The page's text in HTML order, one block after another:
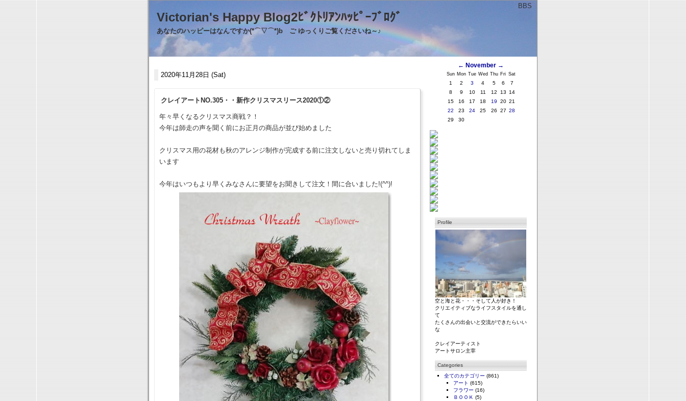
BBS
Victorian's Happy Blog2ﾋﾞｸﾄﾘｱﾝﾊｯﾋﾟｰﾌﾞﾛｸﾞ
あなたのハッピーはなんですか(*⌒▽⌒*)b ご ゆっくりご覧くださいね～♪
2020年11月28日 (Sat)
クレイアートNO.305・・新作クリスマスリース2020①②
年々早くなるクリスマス商戦？！
今年は師走の声を聞く前にお正月の商品が並び始めました
クリスマス用の花材も秋のアレンジ制作が完成する前に注文しないと売り切れてしま
います
今年はいつもより早くみなさんに要望をお聞きして注文！間に合いました!(^^)!
← November →
Sun Mon Tue Wed Thu Fri Sat
1 2 3 4 5 6
7
8
9 10 11 12 13
14
15
16 17 18 19 20 21
22
23 24 25 26 27 28
29
30
Profile
空と海と花・・・そして人が好き！
クリエイティブなライフスタイルを通し
て
たくさんの出会いと交流ができたらいい
な
クレイアーティスト
アートサロン主宰
Categories
全てのカテゴリー (861)
アート (615)
フラワー (16)
ＢＯＯＫ (5)